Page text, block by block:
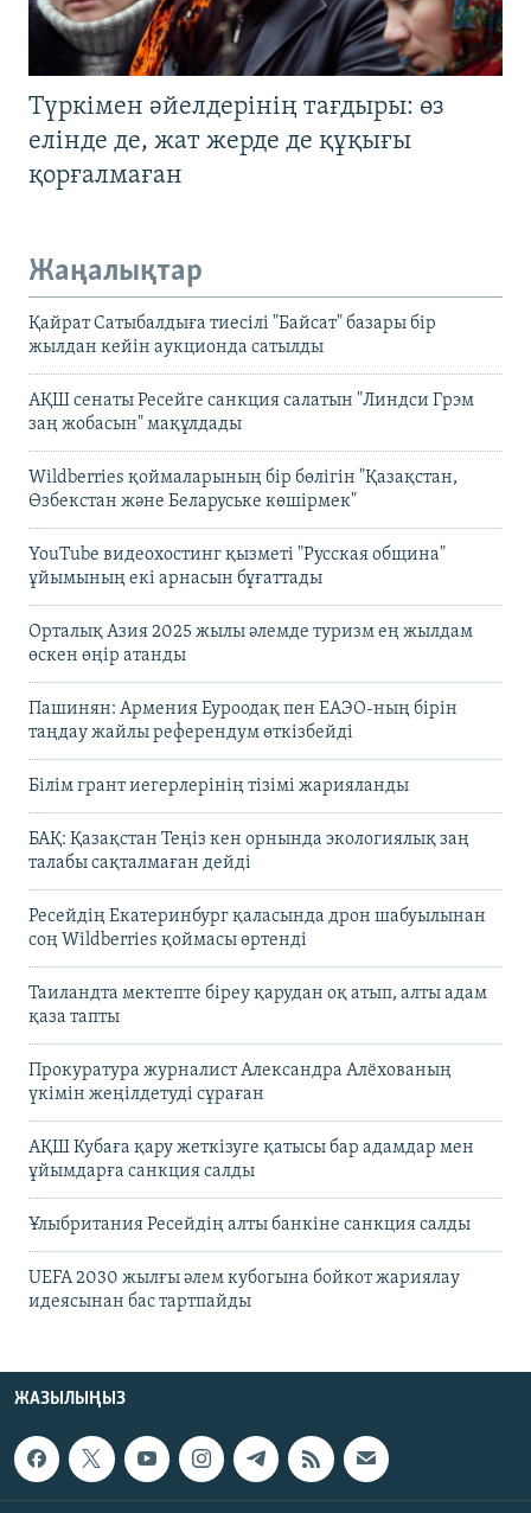
Түркімен әйелдерінің тағдыры: өз
елінде де, жат жерде де құқығы
қорғалмаған
Жаңалықтар
Қайрат Сатыбалдыға тиесілі "Байсат" базары бір
жылдан кейін аукционда сатылды
АҚШ сенаты Ресейге санкция салатын "Линдси Грэм
заң жобасын" мақұлдады
Wildberries қоймаларының бір бөлігін "Қазақстан,
Өзбекстан және Беларуське көшірмек"
YouTube видеохостинг қызметі "Русская община"
ұйымының екі арнасын бұғаттады
Орталық Азия 2025 жылы әлемде туризм ең жылдам
өскен өңір атанды
Пашинян: Армения Еуроодақ пен ЕАЭО-ның бірін
таңдау жайлы референдум өткізбейді
Білім грант иегерлерінің тізімі жарияланды
БАҚ: Қазақстан Теңіз кен орнында экологиялық заң
талабы сақталмаған дейді
Ресейдің Екатеринбург қаласында дрон шабуылынан
соң Wildberries қоймасы өртенді
Таиландта мектепте біреу қарудан оқ атып, алты адам
қаза тапты
Прокуратура журналист Александра Алёхованың
үкімін жеңілдетуді сұраған
АҚШ Кубаға қару жеткізуге қатысы бар адамдар мен
ұйымдарға санкция салды
Ұлыбритания Ресейдің алты банкіне санкция салды
UEFA 2030 жылғы әлем кубогына бойкот жариялау
идеясынан бас тартпайды
ЖАЗЫЛЫҢЫЗ